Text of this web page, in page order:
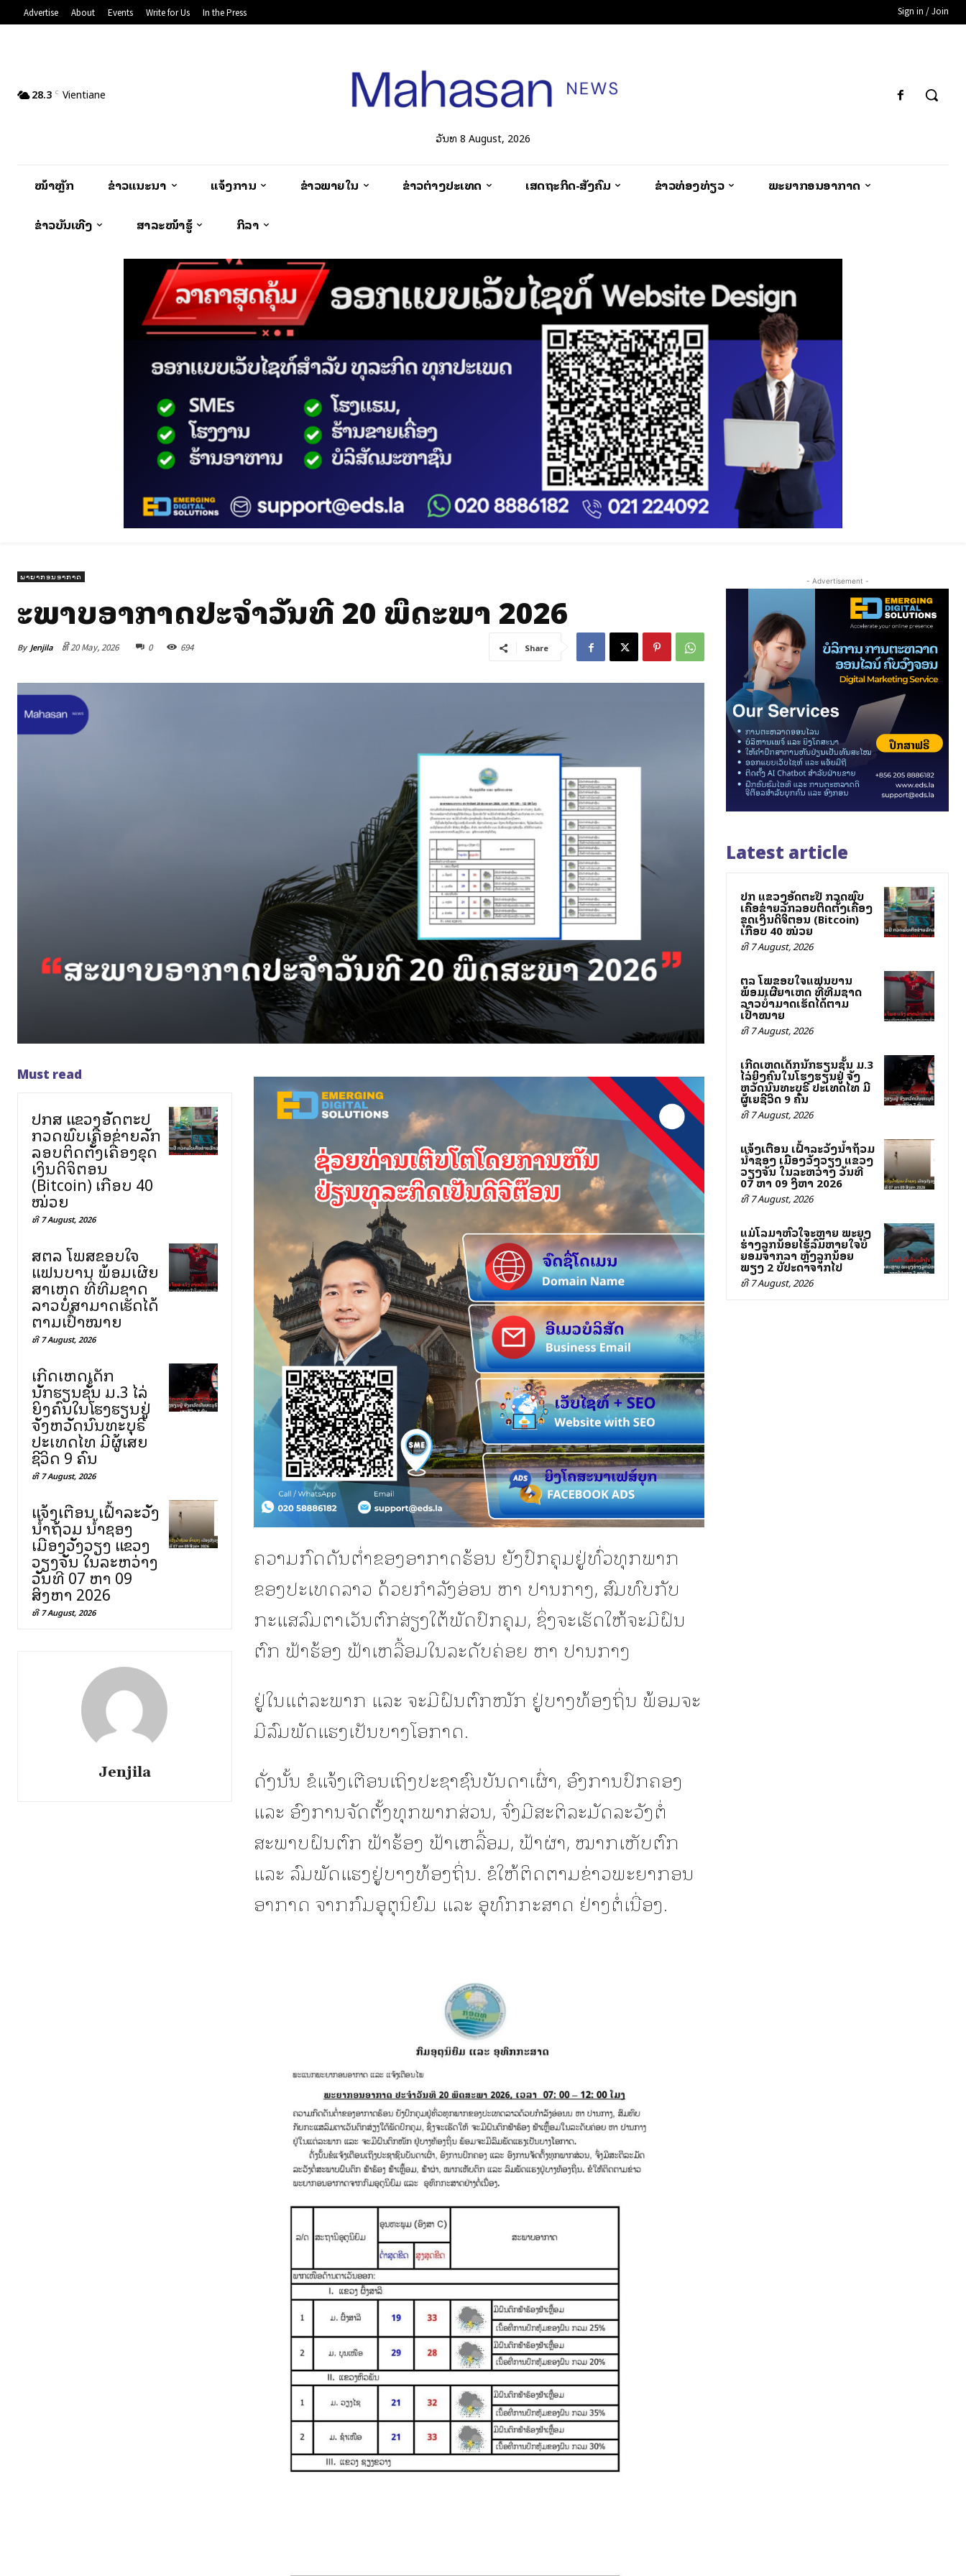
Advertise About Events Write for Us In the Press Sign in / Join
28.3 C Vientiane
ວັນທີ 8 August, 2026
ໜ້າຫຼັກ ຂ່າວແນະນຳ ແຈ້ງການ ຂ່າວພາຍໃນ ຂ່າວຕ່າງປະເທດ ເສດຖະກິດ-ສັງຄົມ ຂ່າວທ່ອງທ່ຽວ ພະຍາກອນອາກາດ
ຂ່າວບັນເທີງ ສາລະໜ້າຮູ້ ກິລາ
ພາຍາກອນອາກາດ
ສະພາບອາກາດປະຈໍາວັນທີ 20 ພຶດສະພາ 2026
By Jenjila ທີ 20 May, 2026 0 694 Share
Must read
ປກສ ແຂວງອັດຕະປື
ກວດພົບເຄືອຂ່າຍລັກ
ລອບຕິດຕັ້ງເຄື່ອງຂຸດ
ເງິນດິຈິຕອນ
(Bitcoin) ເກືອບ 40
ໝ່ວຍ
ທີ 7 August, 2026
ສຕລ ໂພສຂອບໃຈ
ແຟນບານ ພ້ອມເຜີຍ
ສາເຫດ ທີ່ທີມຊາດ
ລາວບໍ່ສາມາດເຮັດໄດ້
ຕາມເປົ້າໝາຍ
ທີ 7 August, 2026
ເກີດເຫດເດັກ
ນັກຮຽນຊັ້ນ ມ.3 ໄລ່
ຍິງຄົນໃນໂຮງຮຽນຢູ່
ຈັງຫວັດນົນທະບຸຣີ
ປະເທດໄທ ມີຜູ້ເສຍ
ຊີວິດ 9 ຄົນ
ທີ 7 August, 2026
ແຈ້ງເຕືອນ ເຝົ້າລະວັງ
ນ້ຳຖ້ວມ ນ້ຳຊອງ
ເມືອງວັງວຽງ ແຂວງ
ວຽງຈັນ ໃນລະຫວ່າງ
ວັນທີ 07 ຫາ 09
ສິງຫາ 2026
ທີ 7 August, 2026
Jenjila
ຄວາມກົດດັນຕ່ຳຂອງອາກາດຮ້ອນ ຍັງປົກຄຸມຢູູ່ທົ່ວທຸກພາກ
ຂອງປະເທດລາວ ດ້ວຍກຳລັງອ່ອນ ຫາ ປານກາງ, ສົມທົບກັບ
ກະແສລົມຕາເວັນຕົກສ່ຽງໃຕ້ພັດປົກຄຸມ, ຊຶ່ງຈະເຮັດໃຫ້ຈະມີຝົນ
ຕົກ ຟ້າຮ້ອງ ຟ້າເຫລື້ອມໃນລະດັບຄ່ອຍ ຫາ ປານກາງ
ຢູູ່ໃນແຕ່ລະພາກ ແລະ ຈະມີຝົນຕົກໜັກ ຢູູ່ບາງທ້ອງຖິ່ນ ພ້ອມຈະ
ມີລົມພັດແຮງເປັນບາງໂອກາດ.
ດັ່ງນັ້ນ ຂໍແຈ້ງເຕືອນເຖິງປະຊາຊົນບັນດາເຜົ່າ, ອົງການປົກຄອງ
ແລະ ອົງການຈັດຕັ້ງທຸກພາກສ່ວນ, ຈົ່ງມີສະຕິລະມັດລະວັງຕໍ່
ສະພາບຝົນຕົກ ຟ້າຮ້ອງ ຟ້າເຫລື້ອມ, ຟ້າຜ່າ, ໝາກເຫັບຕົກ
ແລະ ລົມພັດແຮງຢູູ່ບາງທ້ອງຖິ່ນ. ຂໍໃຫ້ຕິດຕາມຂ່າວພະຍາກອນ
ອາກາດ ຈາກກົມອຸຕຸນິຍົມ ແລະ ອຸທົກກະສາດ ຢ່າງຕໍ່ເນື່ອງ.
- Advertisement -
Latest article
ປກສ ແຂວງອັດຕະປື ກວດພົບ
ເຄືອຂ່າຍລັກລອບຕິດຕັ້ງເຄື່ອງ
ຂຸດເງິນດິຈິຕອນ (Bitcoin)
ເກືອບ 40 ໝ່ວຍ
ທີ 7 August, 2026
ສຕລ ໂພສຂອບໃຈແຟນບານ
ພ້ອມເຜີຍສາເຫດ ທີ່ທີມຊາດ
ລາວບໍ່ສາມາດເຮັດໄດ້ຕາມ
ເປົ້າໝາຍ
ທີ 7 August, 2026
ເກີດເຫດເດັກນັກຮຽນຊັ້ນ ມ.3
ໄລ່ຍິງຄົນໃນໂຮງຮຽນຢູ່ ຈັງ
ຫວັດນົນທະບຸຣີ ປະເທດໄທ ມີ
ຜູ້ເສຍຊີວິດ 9 ຄົນ
ທີ 7 August, 2026
ແຈ້ງເຕືອນ ເຝົ້າລະວັງນ້ຳຖ້ວມ
ນ້ຳຊອງ ເມືອງວັງວຽງ ແຂວງ
ວຽງຈັນ ໃນລະຫວ່າງ ວັນທີ
07 ຫາ 09 ສິງຫາ 2026
ທີ 7 August, 2026
ແມ່ໂລມາຫົວໃຈສະຫຼາຍ ພະຍຸງ
ຮ່າງລູກນ້ອຍໄຮ້ລົມຫາຍໃຈບໍ່
ຍອມຈາກລາ ຫຼັງລູກນ້ອຍ
ພຽງ 2 ສັບປະດາຈາກໄປ
ທີ 7 August, 2026